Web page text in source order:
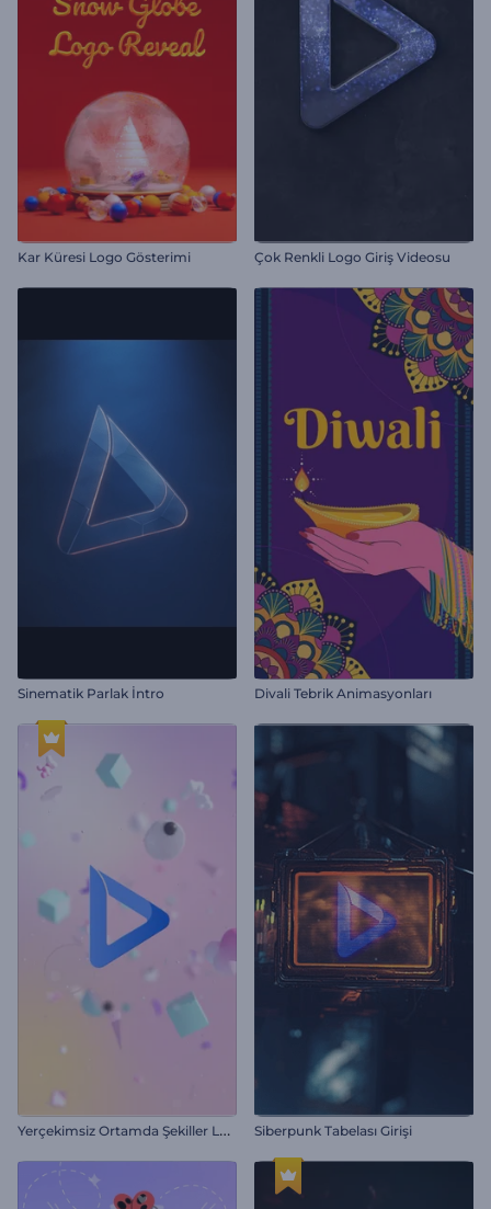
Kar Küresi Logo Gösterimi Çok Renkli Logo Giriş Videosu
Sinematik Parlak İntro Divali Tebrik Animasyonları
Y
erçekimsiz Ortamda Şekiller Logo Gösterimi Siberpunk Tabelası Girişi